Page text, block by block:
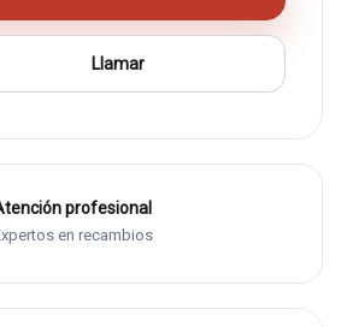
Llamar
profesional
en recambios